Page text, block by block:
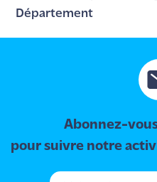
Département
Abonnez-
pour suivre notre